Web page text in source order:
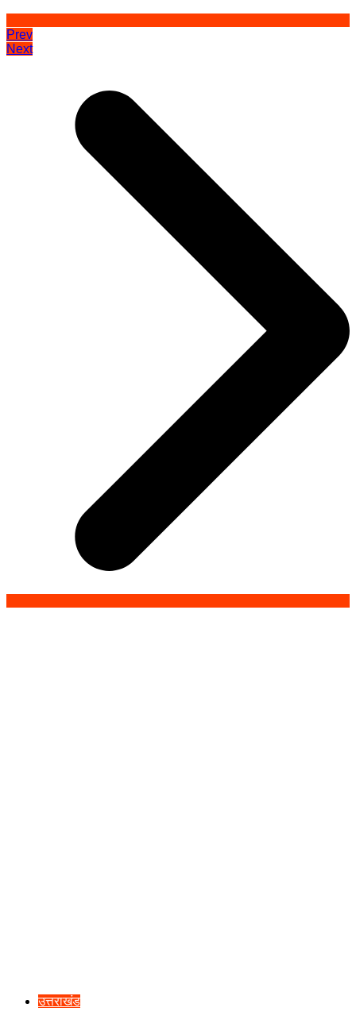
Prev
Next
उत्तराखंड